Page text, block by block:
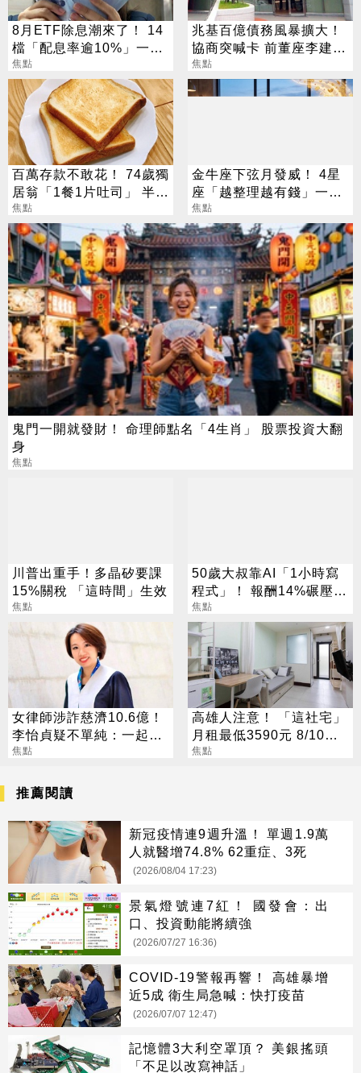
8月ETF除息潮來了！ 14
檔「配息率逾10%」一次
看
焦點
兆基百億債務風暴擴大！
協商突喊卡 前董座李建成
遭檢調搜索
焦點
百萬存款不敢花！ 74歲獨
居翁「1餐1片吐司」 半年
暴瘦嚇壞女兒
焦點
金牛座下弦月發威！ 4星
座「越整理越有錢」一路
旺運到10月
焦點
鬼門一開就發財！ 命理師點名「4生肖」 股票投資大翻
身
焦點
川普出重手！多晶矽要課
15%關稅 「這時間」生效
焦點
50歲大叔靠AI「1小時寫
程式」！ 報酬14%碾壓標
普 直接辭職去炒股
焦點
女律師涉詐慈濟10.6億！
李怡貞疑不單純：一起洗
錢？
焦點
高雄人注意！ 「這社宅」
月租最低3590元 8/10起
放申請
焦點
推薦閱讀
新冠疫情連9週升溫！ 單週1.9萬
人就醫增74.8% 62重症、3死
(2026/08/04 17:23)
景氣燈號連7紅！ 國發會：出
口、投資動能將續強
(2026/07/27 16:36)
COVID-19警報再響！ 高雄暴增
近5成 衛生局急喊：快打疫苗
(2026/07/07 12:47)
記憶體3大利空罩頂？ 美銀搖頭
「不足以改寫神話」